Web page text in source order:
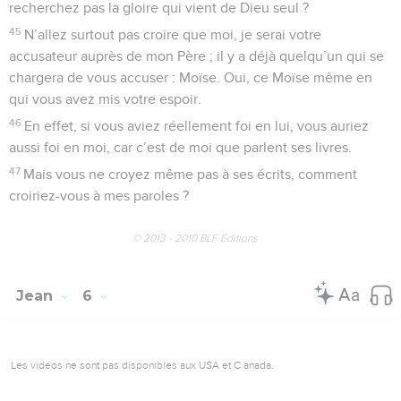
recherchez pas la gloire qui vient de Dieu seul ?
45 N’allez surtout pas croire que moi, je serai votre
accusateur auprès de mon Père ; il y a déjà quelqu’un qui se
chargera de vous accuser : Moïse. Oui, ce Moïse même en
qui vous avez mis votre espoir.
46 En effet, si vous aviez réellement foi en lui, vous auriez
aussi foi en moi, car c’est de moi que parlent ses livres.
47 Mais vous ne croyez même pas à ses écrits, comment
croiriez-vous à mes paroles ?
© 2013 - 2010 BLF Editions
Jean 6
Les vidéos ne sont pas disponibles aux USA et C anada.